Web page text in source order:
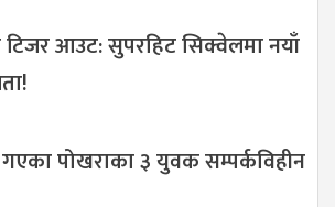
टिजर आउट: सुपरहिट सिक्वेलमा नयाँ
गएका पोखराका ३ युवक सम्पर्कविहीन